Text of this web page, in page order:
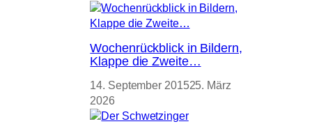
Wochenrückblick in Bildern,
Klappe die Zweite…
14. September 201525. März
2026